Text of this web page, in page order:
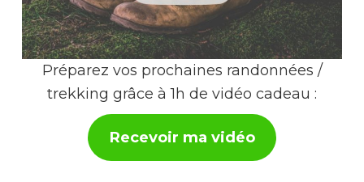
Préparez vos prochaines randonnées /
trekking grâce à 1h de vidéo cadeau :
Recevoir ma vidéo